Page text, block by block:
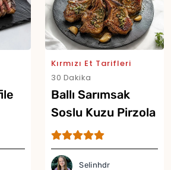
Kırmızı Et Tarifleri
30 Dakika
Ballı Sarımsak
Soslu Kuzu Pirzola
Tarifi
Selinhdr